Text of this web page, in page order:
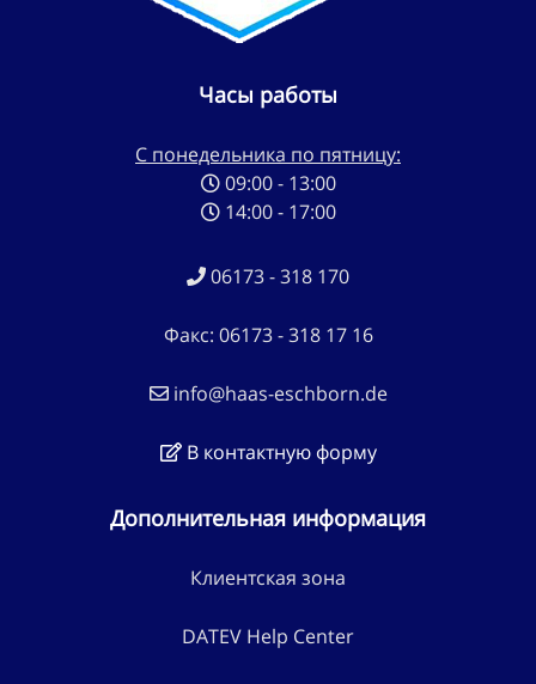
Часы работы
С понедельника по пятницу:
09:00 - 13:00
14:00 - 17:00
06173 - 318 170
Факс: 06173 - 318 17 16
info@haas-eschborn.de
В контактную форму
Дополнительная информация
Клиентская зона
DATEV Help Center